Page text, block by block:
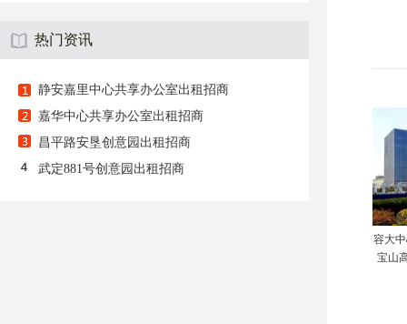
热门资讯
静安嘉里中心共享办公室出租招商
嘉华中心共享办公室出租招商
昌平路安垦创意园出租招商
武定881号创意园出租招商
容大
宝山